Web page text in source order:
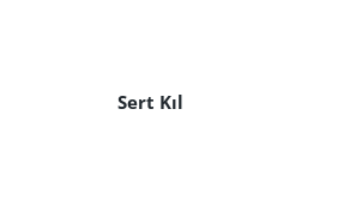
Sert Kıl